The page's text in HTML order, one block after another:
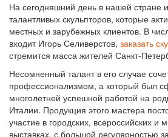
На сегодняшний день в нашей стране
талантливых скульпторов, которые
местных и зарубежных клиентов. В
входит Игорь Селиверстов, заказать
стремится масса жителей Санкт-
Несомненный талант в его случае
профессионализмом, а который был
многолетней успешной работой на
Италии. Продукция этого мастера
участие в городских, всероссийских и
выставках, с большой регулярностью